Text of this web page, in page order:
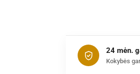
24 mėn.
Kokybės